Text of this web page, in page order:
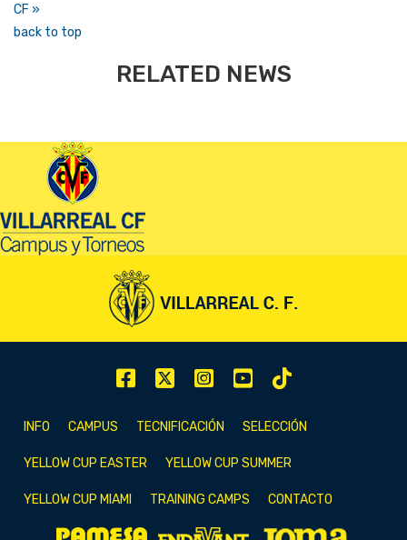
CF »
back to top
RELATED NEWS
INFO CAMPUS TECNIFICACIÓN SELECCIÓN
YELLOW CUP EASTER YELLOW CUP SUMMER
YELLOW CUP MIAMI TRAINING CAMPS CONTACTO